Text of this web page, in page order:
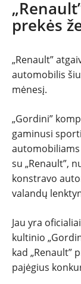
prekės
„Renault”
automobilis
mėnesį.
„Gordini”
gaminusi
automobiliams
su „Renault”,
konstravo
valandų
Jau yra
kultinio
kad „Renault”
pajėgius